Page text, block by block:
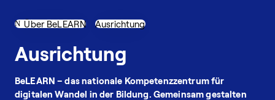
Über BeLEARN Ausrichtung
Ausrichtung
BeLEARN – das nationale Kompetenzzentrum für
digitalen Wandel in der Bildung. Gemeinsam gestalten